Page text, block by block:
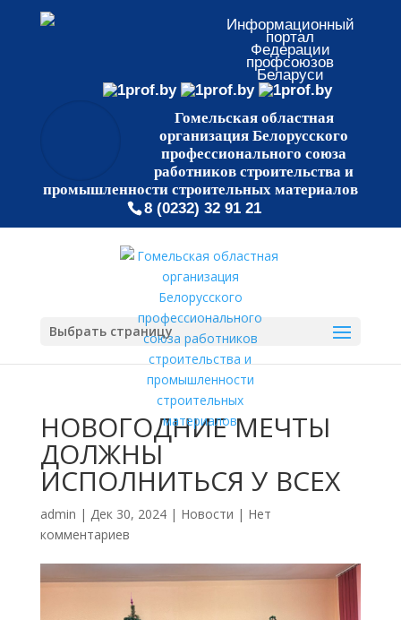
Информационный
портал
Федерации
профсоюзов
Беларуси
Гомельская областная
организация Белорусского
профессионального союза
работников строительства и
промышленности строительных материалов
8 (0232) 32 91 21
Выбрать страницу
НОВОГОДНИЕ МЕЧТЫ
ДОЛЖНЫ
ИСПОЛНИТЬСЯ У ВСЕХ
admin | Дек 30, 2024| Новости | Нет
комментариев